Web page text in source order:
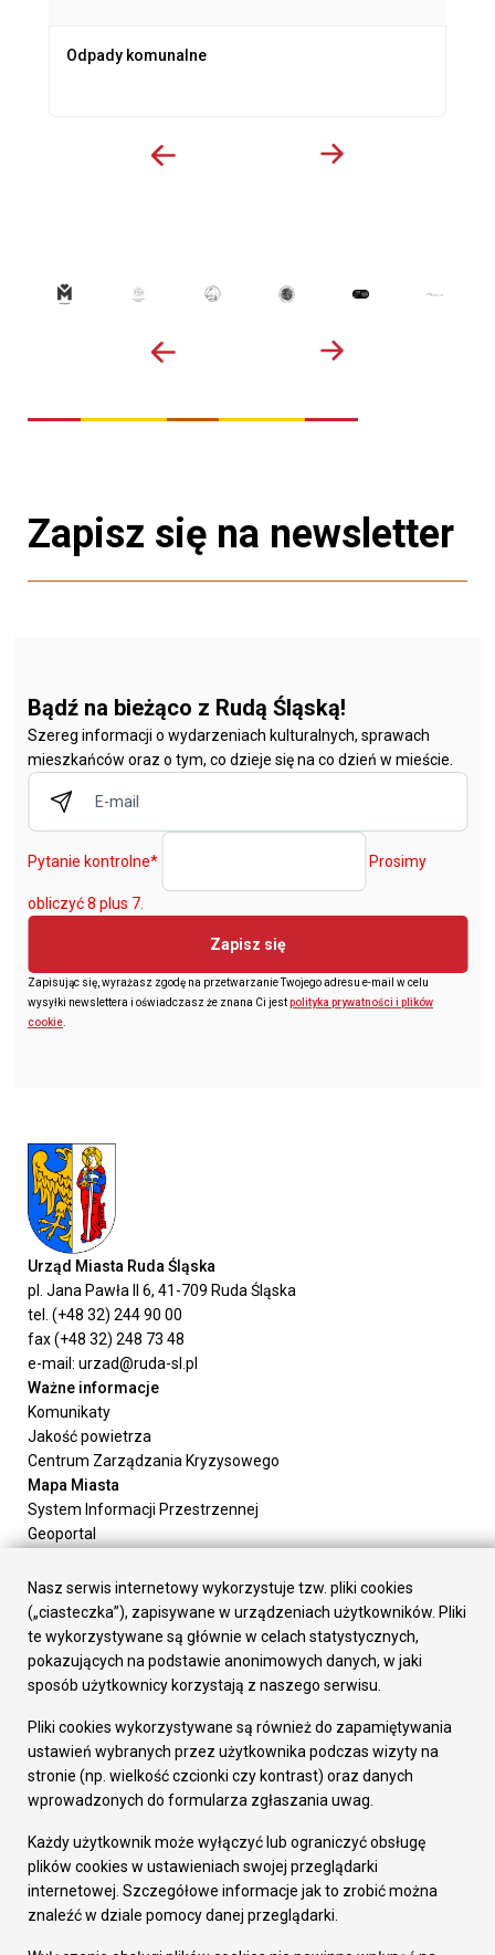
Odpady komunalne
Zapisz się na newsletter
Bądź na bieżąco z Rudą Śląską!
Szereg informacji o wydarzeniach kulturalnych, sprawach
mieszkańców oraz o tym, co dzieje się na co dzień w mieście.
Pytanie kontrolne* Prosimy
obliczyć 8 plus 7.
Zapisz się
Zapisując się, wyrażasz zgodę na przetwarzanie Twojego adresu e-mail w celu
wysyłki newslettera i oświadczasz że znana Ci jestpolityka prywatności i plików
cookie
Urząd Miasta Ruda Śląska
pl. Jana Pawła II 6, 41-709 Ruda Śląska
tel. (+48 32) 244 90 00
fax (+48 32) 248 73 48
e-mail: urzad@ruda-sl.pl
Ważne informacje
Komunikaty
Jakość powietrza
Centrum Zarządzania Kryzysowego
Mapa Miasta
System Informacji Przestrzennej
Geoportal
Załatw sprawę
Prezydent Miasta
Rada Miasta
Wydziały
Elektroniczna Skrzynka Podawcza
Gospodarka
Fundusze europejskie
Środki krajowe
Oferty inwestycyjne
Pozostałe
Deklaracja dostępności
Dane osobowe
Dodaj opinię o witrynie
Nasz serwis internetowy wykorzystuje tzw. pliki cookies
(„ciasteczka”), zapisywane w urządzeniach użytkowników. Pliki
te wykorzystywane są głównie w celach statystycznych,
pokazujących na podstawie anonimowych danych, w jaki
sposób użytkownicy korzystają z naszego serwisu.
Pliki cookies wykorzystywane są również do zapamiętywania
ustawień wybranych przez użytkownika podczas wizyty na
stronie (np. wielkość czcionki czy kontrast) oraz danych
wprowadzonych do formularza zgłaszania uwag.
Każdy użytkownik może wyłączyć lub ograniczyć obsługę
plików cookies w ustawieniach swojej przeglądarki
internetowej. Szczegółowe informacje jak to zrobić można
znaleźć w dziale pomocy danej przeglądarki.